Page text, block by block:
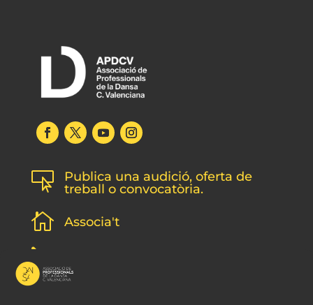

Publica una audició, oferta de
treball o convocatòria.
 Associa't
l